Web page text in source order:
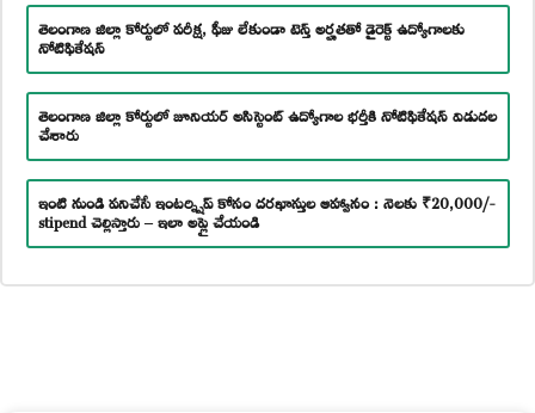
తెలంగాణ జిల్లా కోర్టులో పరీక్ష, ఫీజు లేకుండా టెన్త్ అర్హతతో డైరెక్ట్ ఉద్యోగాలకు
నోటిఫికేషన్
తెలంగాణ జిల్లా కోర్టులో జూనియర్ అసిస్టెంట్ ఉద్యోగాల భర్తీకి నోటిఫికేషన్ విడుదల
చేశారు
ఇంటి నుండి పనిచేసే ఇంటర్న్షిప్ కోసం దరఖాస్తుల ఆహ్వానం : నెలకు ₹20,000/-
stipend చెల్లిస్తారు – ఇలా అప్లై చేయండి